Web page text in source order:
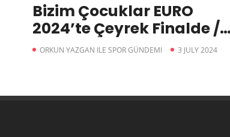
Bizim Çocuklar EURO
2024’te Çeyrek Finalde /
Türkiye 2 – 1 Avusturya |
ORKUN YAZGAN ILE SPOR GÜNDEMI 3 JULY 2024